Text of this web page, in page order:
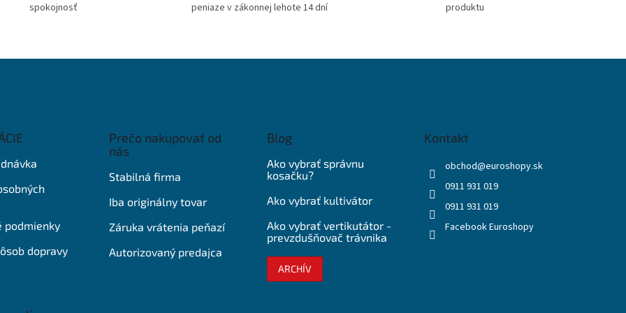
spokojnosť
peniaze v zákonnej lehote 14 dní
produktu
podmienky
dopravy
Prečo nakupovať od
nás
Stabilná firma
Iba originálny tovar
Záruka vrátenia peňazí
Autorizovaný predajca
Blog
Ako vybrať správnu
kosačku?
Ako vybrať kultivátor
Ako vybrať vertikutátor -
prevzdušňovač trávnika
ARCHÍV
Kontakt
obchod@euroshopy.sk
0911 931 019
0911 931 019
Facebook Euroshopy